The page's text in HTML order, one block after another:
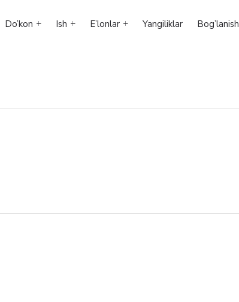
Do’kon Ish E’lonlar Yangiliklar Bog’lanish